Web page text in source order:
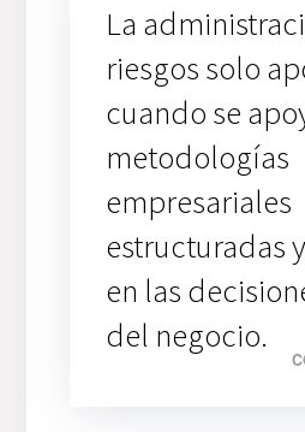
La
riesgos solo
cuando se
metodologías
empresariales
estructuradas
en las
del negocio.